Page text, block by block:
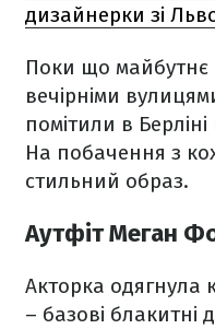
дизайнерки зі
Поки що майбутнє
вечірніми
помітили в
На побачення з
стильний образ.
Аутфіт Меган
Акторка одягнула
– базові блакитні